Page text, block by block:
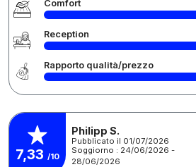
Comfort
Reception
Rapporto qualità/prezzo
7,33 /10
Philipp S.
Pubblicato il 01/07/2026
Soggiorno : 24/06/2026 -
28/06/2026